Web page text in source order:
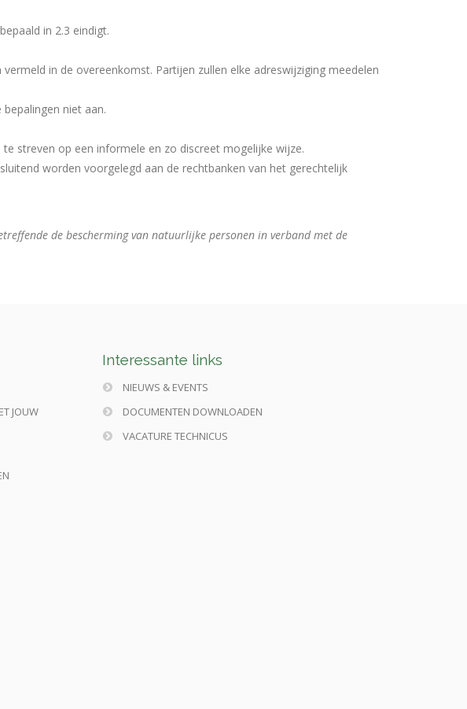
in 2.3 eindigt.
in de overeenkomst. Partijen zullen elke adreswijziging meedelen
niet aan.
streven op een informele en zo discreet mogelijke wijze.
worden voorgelegd aan de rechtbanken van het gerechtelijk
de bescherming van natuurlijke personen in verband met de
JOUW
Interessante links
NIEUWS & EVENTS
DOCUMENTEN DOWNLOADEN
VACATURE TECHNICUS